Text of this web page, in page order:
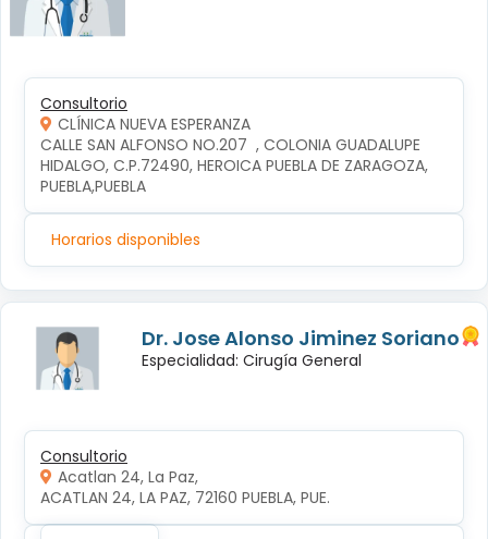
Consultorio
CLÍNICA NUEVA ESPERANZA
CALLE SAN ALFONSO NO.207  , COLONIA GUADALUPE
HIDALGO, C.P.72490, HEROICA PUEBLA DE ZARAGOZA,
PUEBLA,PUEBLA
Horarios disponibles
Dr. Jose Alonso Jiminez Soriano
Especialidad: Cirugía General
Consultorio
Acatlan 24, La Paz,
ACATLAN 24, LA PAZ, 72160 PUEBLA, PUE.